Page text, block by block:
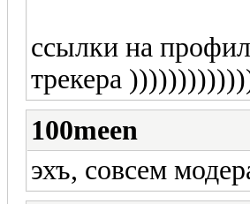
ссылки на
трекера
100meen
эхъ, совсем